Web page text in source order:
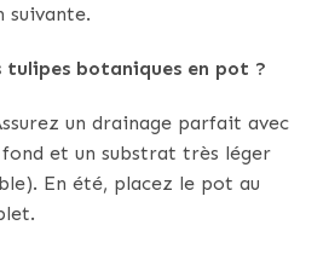
suivante.
tulipes botaniques en pot ?
un drainage parfait avec
fond et un substrat très léger
En été, placez le pot au